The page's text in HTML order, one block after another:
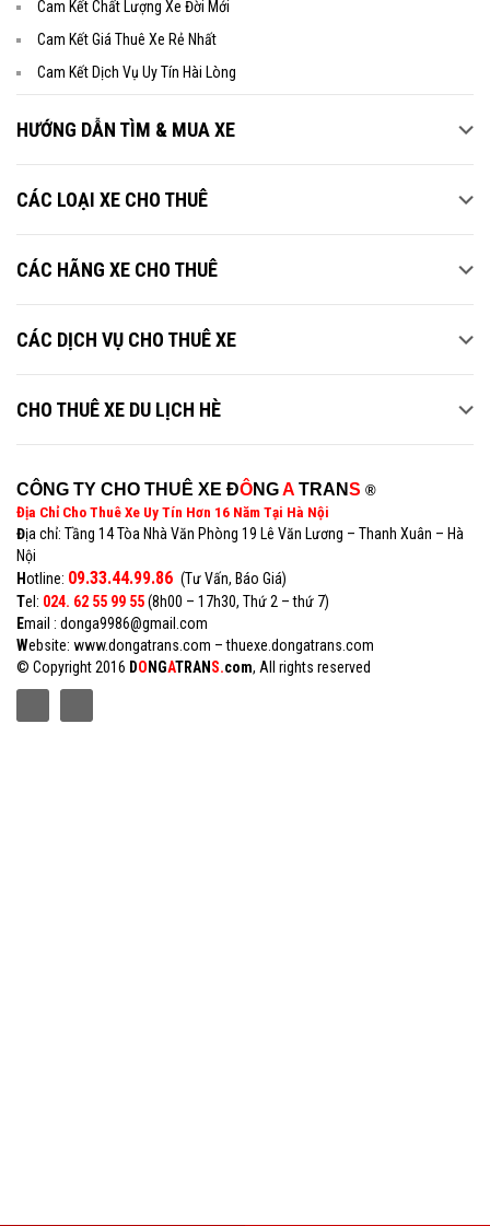
Cam Kết Chất Lượng Xe Đời Mới
Cam Kết Giá Thuê Xe Rẻ Nhất
Cam Kết Dịch Vụ Uy Tín Hài Lòng
HƯỚNG DẪN TÌM & MUA XE
CÁC LOẠI XE CHO THUÊ
CÁC HÃNG XE CHO THUÊ
CÁC DỊCH VỤ CHO THUÊ XE
CHO THUÊ XE DU LỊCH HÈ
CÔNG TY CHO THUÊ XE ĐÔNGA TRANS ®
Địa Chỉ Cho Thuê Xe Uy Tín Hơn 16 Năm Tại Hà Nội
Địa chỉ: Tầng 14 Tòa Nhà Văn Phòng 19 Lê Văn Lương – Thanh Xuân – Hà
Nội
Hotline: 09.33.44.99.86 (Tư Vấn, Báo Giá)
Tel: 024. 62 55 99 55(8h00 – 17h30, Thứ 2 – thứ 7)
Email : donga9986@gmail.com
Website: www.dongatrans.com – thuexe.dongatrans.com
© Copyright 2016 DO NGATRAN S.com, All rights reserved